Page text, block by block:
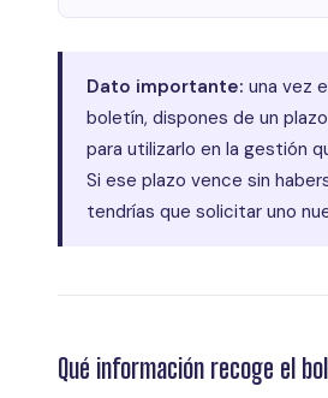
Dato importante: una vez
boletín, dispones de un
para utilizarlo en la gestión
Si ese plazo vence sin
tendrías que solicitar uno
Qué información recoge el